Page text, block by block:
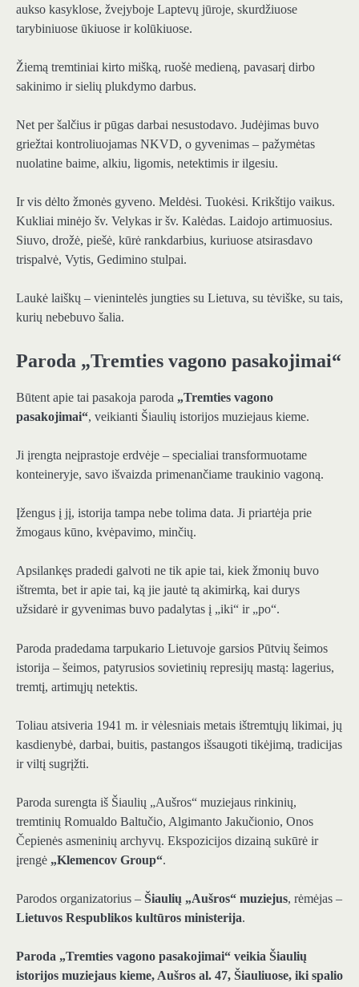
aukso kasyklose, žvejyboje Laptevų jūroje, skurdžiuose
tarybiniuose ūkiuose ir kolūkiuose.
Žiemą tremtiniai kirto mišką, ruošė medieną, pavasarį dirbo
sakinimo ir sielių plukdymo darbus.
Net per šalčius ir pūgas darbai nesustodavo. Judėjimas buvo
griežtai kontroliuojamas NKVD, o gyvenimas – pažymėtas
nuolatine baime, alkiu, ligomis, netektimis ir ilgesiu.
Ir vis dėlto žmonės gyveno. Meldėsi. Tuokėsi. Krikštijo vaikus.
Kukliai minėjo šv. Velykas ir šv. Kalėdas. Laidojo artimuosius.
Siuvo, drožė, piešė, kūrė rankdarbius, kuriuose atsirasdavo
trispalvė, Vytis, Gedimino stulpai.
Laukė laiškų – vienintelės jungties su Lietuva, su tėviške, su tais,
kurių nebebuvo šalia.
Paroda „Tremties vagono pasakojimai“
Būtent apie tai pasakoja paroda „Tremties vagono
pasakojimai“, veikianti Šiaulių istorijos muziejaus kieme.
Ji įrengta neįprastoje erdvėje – specialiai transformuotame
konteineryje, savo išvaizda primenančiame traukinio vagoną.
Įžengus į jį, istorija tampa nebe tolima data. Ji priartėja prie
žmogaus kūno, kvėpavimo, minčių.
Apsilankęs pradedi galvoti ne tik apie tai, kiek žmonių buvo
ištremta, bet ir apie tai, ką jie jautė tą akimirką, kai durys
užsidarė ir gyvenimas buvo padalytas į „iki“ ir „po“.
Paroda pradedama tarpukario Lietuvoje garsios Pūtvių šeimos
istorija – šeimos, patyrusios sovietinių represijų mastą: lagerius,
tremtį, artimųjų netektis.
Toliau atsiveria 1941 m. ir vėlesniais metais ištremtųjų likimai, jų
kasdienybė, darbai, buitis, pastangos išsaugoti tikėjimą, tradicijas
ir viltį sugrįžti.
Paroda surengta iš Šiaulių „Aušros“ muziejaus rinkinių,
tremtinių Romualdo Baltučio, Algimanto Jakučionio, Onos
Čepienės asmeninių archyvų. Ekspozicijos dizainą sukūrė ir
įrengė „Klemencov Group“.
Parodos organizatorius – Šiaulių „Aušros“ muziejus, rėmėjas –
Lietuvos Respublikos kultūros ministerija.
Paroda „Tremties vagono pasakojimai“ veikia Šiaulių
istorijos muziejaus kieme, Aušros al. 47, Šiauliuose, iki spalio